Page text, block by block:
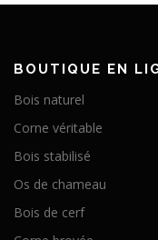
BOUTIQUE EN
Bois naturel
Corne véritable
Bois stabilisé
Os de chameau
Bois de cerf